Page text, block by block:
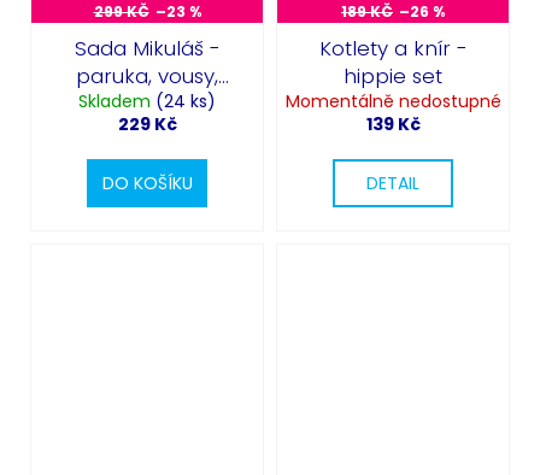
299 KČ –23 %
Sada Mikuláš -
paruka, vousy,
obočí a čepice
Skladem (24 ks)
229 Kč
DO KOŠÍKU
189 KČ –26 %
Kotlety a knír -
hippie set
Momentálně nedostupné
139 Kč
DETAIL